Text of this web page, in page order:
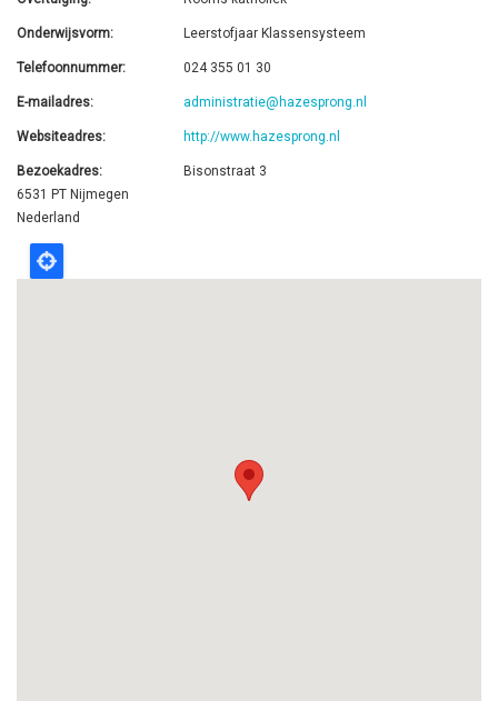
Onderwijsvorm Leerstofjaar Klassensysteem
Telefoonnummer 024 355 01 30
E-mailadres administratie@hazesprong.nl
Websiteadres http://www.hazesprong.nl
Bezoekadres
Bisonstraat 3
6531 PT Nijmegen
Nederland